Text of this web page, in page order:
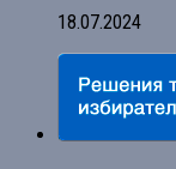
18.07.2024